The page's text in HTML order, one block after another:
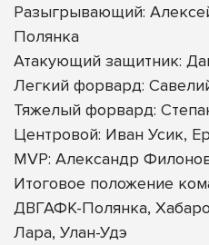
Разыгрывающий:
Полянка
Атакующий защитник:
Легкий форвард:
Тяжелый форвард:
Центровой: Иван Усик,
MVP: Александр
Итоговое положение
ДВГАФК-Полянка,
Лара, Улан-Удэ